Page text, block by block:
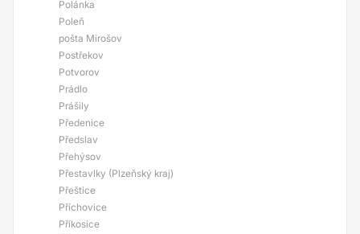
Polánka
Poleň
pošta Mirošov
Postřekov
Potvorov
Prádlo
Prášily
Předenice
Předslav
Přehýsov
Přestavlky (Plzeňský kraj)
Přeštice
Příchovice
Příkosice